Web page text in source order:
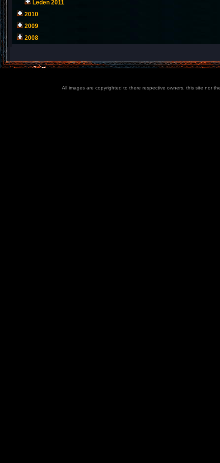
Leden 2011
2010
2009
2008
All images are copyrighted to there respective owners, this site nor